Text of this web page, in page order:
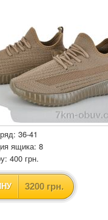
36-41
ящика: 8
400 грн.
3200 грн.